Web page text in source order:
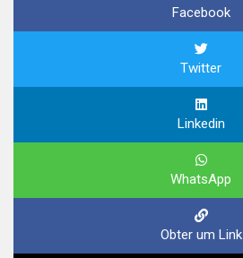
Facebook
Twitter
Linkedin
WhatsApp
Obter um Link